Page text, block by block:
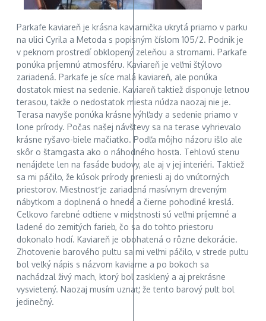
Parkafe kaviareň je krásna kaviarnička ukrytá priamo v parku
na ulici Cyrila a Metoda s popisným číslom 105/2. Podnik je
v peknom prostredí obklopený zeleňou a stromami. Parkafe
ponúka príjemnú atmosféru. Kaviareň je veľmi štýlovo
zariadená. Parkafe je síce malá kaviareň, ale ponúka
dostatok miest na sedenie. Kaviareň taktiež disponuje letnou
terasou, takže o nedostatok miesta núdza naozaj nie je.
Terasa navyše ponúka krásne výhľady a sedenie priamo v
lone prírody. Počas našej návštevy sa na terase vyhrievalo
krásne ryšavo-biele mačiatko. Podľa môjho názoru išlo ale
skôr o štamgasta ako o náhodného hosťa. Tehlovú stenu
nenájdete len na fasáde budovy, ale aj v jej interiéri. Taktiež
sa mi páčilo, že kúsok prírody preniesli aj do vnútorných
priestorov. Miestnosť je zariadená masívnym dreveným
nábytkom a doplnená o hnedé a čierne pohodlné kreslá.
Celkovo farebné odtiene v miestnosti sú veľmi príjemné a
ladené do zemitých farieb, čo sa do tohto priestoru
dokonalo hodí. Kaviareň je obohatená o rôzne dekorácie.
Zhotovenie barového pultu sa mi veľmi páčilo, v strede pultu
bol veľký nápis s názvom kaviarne a po bokoch sa
nachádzal živý mach, ktorý bol zasklený a aj prekrásne
vysvietený. Naozaj musím uznať, že tento barový pult bol
jedinečný.